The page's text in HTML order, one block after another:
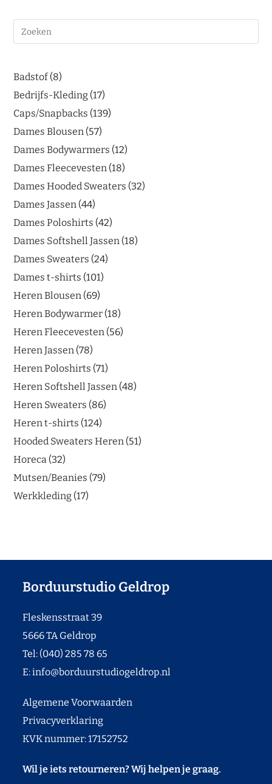
Badstof 8
Bedrijfs-Kleding 17
Caps/Snapbacks 139
Dames Blousen 57
Dames Bodywarmers 12
Dames Fleecevesten 18
Dames Hooded Sweaters 32
Dames Jassen 44
Dames Poloshirts 42
Dames Softshell Jassen 18
Dames Sweaters 24
Dames t-shirts 101
Heren Blousen 69
Heren Bodywarmer 18
Heren Fleecevesten 56
Heren Jassen 78
Heren Poloshirts 71
Heren Softshell Jassen 48
Heren Sweaters 86
Heren t-shirts 124
Hooded Sweaters Heren 51
Horeca 32
Mutsen/Beanies 79
Werkkleding 17
Borduurstudio Geldrop
Fleskensstraat 39
5666 TA Geldrop
Tel: (040) 285 78 65
E:info@borduurstudiogeldrop.nl
Algemene Voorwaarden
Privacyverklaring
KVK nummer: 17152752
Wil je iets retourneren? Wij helpen je graag.